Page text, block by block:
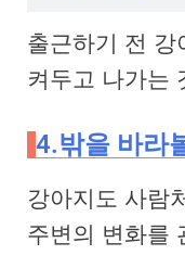
출근하기 전 강
켜두고 나가는
4.밖을 바라
강아지도 사람
주변의 변화를